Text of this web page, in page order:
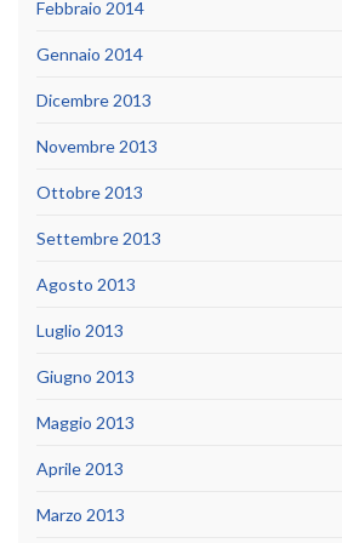
Febbraio 2014
Gennaio 2014
Dicembre 2013
Novembre 2013
Ottobre 2013
Settembre 2013
Agosto 2013
Luglio 2013
Giugno 2013
Maggio 2013
Aprile 2013
Marzo 2013